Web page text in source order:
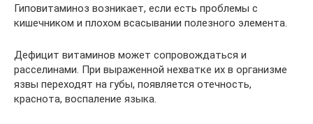
Гиповитаминоз возникает, если есть проблемы с
кишечником и плохом всасывании полезного элемента.
Дефицит витаминов может сопровождаться и
расселинами. При выраженной нехватке их в организме
язвы переходят на губы, появляется отечность,
краснота, воспаление языка.